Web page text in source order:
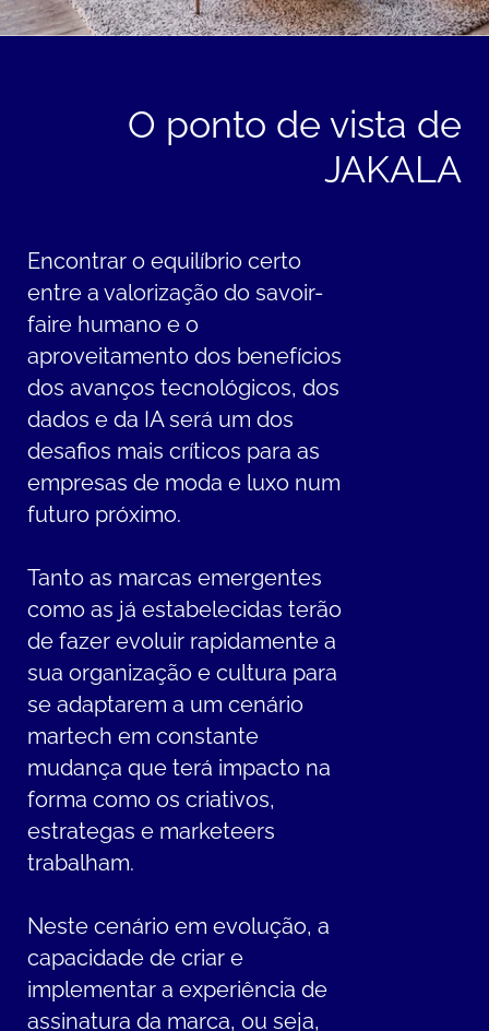
O ponto de vista de
JAKALA
Encontrar o equilíbrio certo
entre a valorização do savoir-
faire humano e o
aproveitamento dos benefícios
dos avanços tecnológicos, dos
dados e da IA será um dos
desafios mais críticos para as
empresas de moda e luxo num
futuro próximo.
Tanto as marcas emergentes
como as já estabelecidas terão
de fazer evoluir rapidamente a
sua organização e cultura para
se adaptarem a um cenário
martech em constante
mudança que terá impacto na
forma como os criativos,
estrategas e marketeers
trabalham.
Neste cenário em evolução, a
capacidade de criar e
implementar a experiência de
assinatura da marca, ou seja,